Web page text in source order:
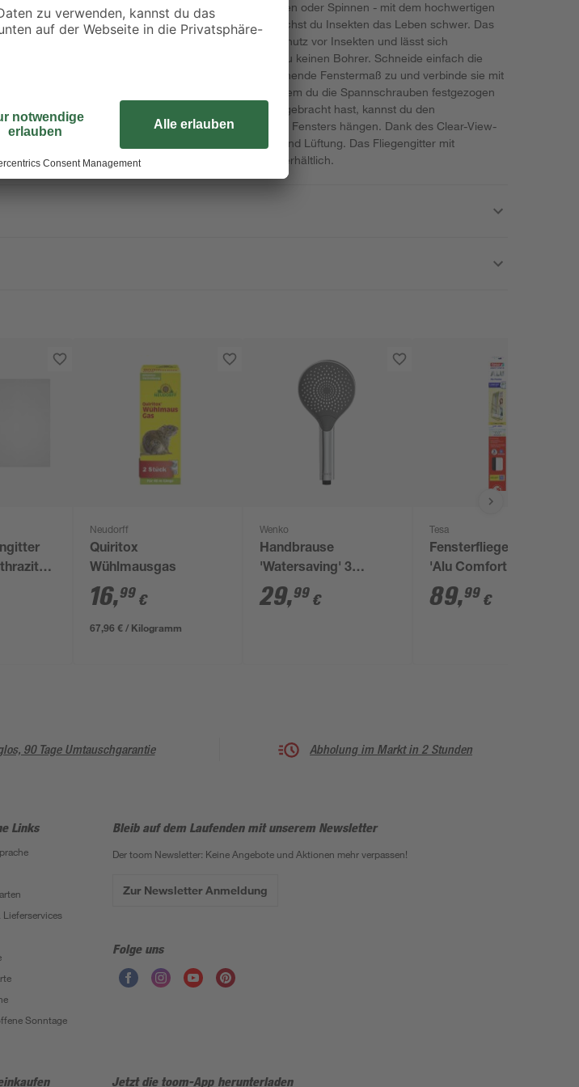
Wohnung zu entern. Ob Fliegen, Mücken, Wespen oder Spinnen - mit dem hochwertigen
tesa Insect Stop Fliegengitter 'ALU Comfort' machst du Insekten das Leben schwer. Das
stabile Fliegengitter sorgt dauerhaft für einen Schutz vor Insekten und lässt sich
kinderleicht anbringen. Zur Montage benötigst du keinen Bohrer. Schneide einfach die
extra flachen Aluminiumprofile auf das entsprechende Fenstermaß zu und verbinde sie mit
den patentierten Easy Fit-Eckverbindern. Nachdem du die Spannschrauben festgezogen
und das Fiberglasgewebe mittels Kederband angebracht hast, kannst du den
Fliegergitterrahmen an den Blendrahmen deines Fensters hängen. Dank des Clear-View-
Gewebes hast du eine verbesserte Durchsicht und Lüftung. Das Fliegengitter mit
Aluminiumrahmen ist in verschiedenen Größen erhältlich.
Neudorff
Quiritox
Wühlmausgas
16,99 €
67,96 € / Kilogramm
Wenko
Handbrause
'Watersaving' 3
Strahlarten verchromt
Ø 12 cm
29,99 €
Tesa
Fensterfliegengitter
'Alu Comfort' weiß
120 x 150 cm
89,99 €
90 Tage Umtauschgarantie Abholung im Markt in 2 Stunden
Links
Lieferservices
Sonntage
Bleib auf dem Laufenden mit unserem Newsletter
Der toom Newsletter: Keine Angebote und Aktionen mehr verpassen!
Zur Newsletter Anmeldung
Folge uns
Jetzt die toom-App herunterladen